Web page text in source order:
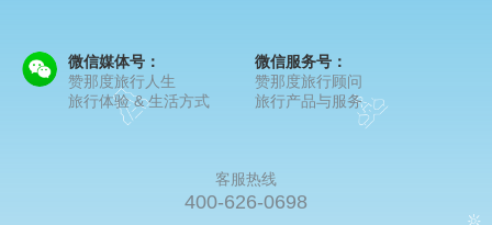
微信媒体号：
赞那度旅行人生
旅行体验 & 生活方式
微信服务号：
赞那度旅行顾问
旅行产品与服务
客服热线
400-626-0698